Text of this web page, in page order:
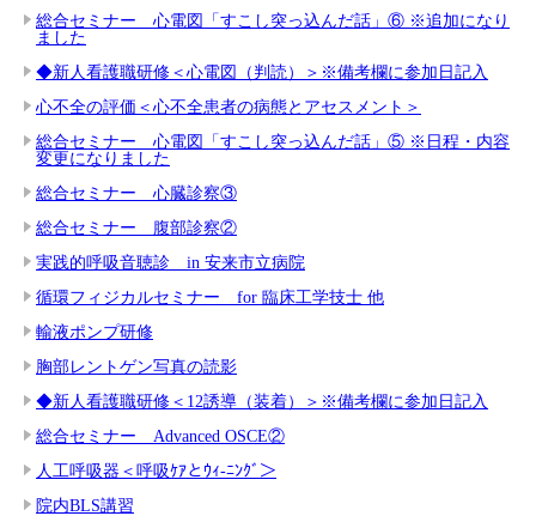
総合セミナー 心電図「すこし突っ込んだ話」⑥ ※追加になり
ました
◆新人看護職研修＜心電図（判読）＞※備考欄に参加日記入
心不全の評価＜心不全患者の病態とアセスメント＞
総合セミナー 心電図「すこし突っ込んだ話」⑤ ※日程・内容
変更になりました
総合セミナー 心臓診察③
総合セミナー 腹部診察②
実践的呼吸音聴診 in 安来市立病院
循環フィジカルセミナー for 臨床工学技士 他
輸液ポンプ研修
胸部レントゲン写真の読影
◆新人看護職研修＜12誘導（装着）＞※備考欄に参加日記入
総合セミナー Advanced OSCE②
人工呼吸器＜呼吸ｹｱとｳｨ-ﾆﾝｸﾞ＞
院内BLS講習